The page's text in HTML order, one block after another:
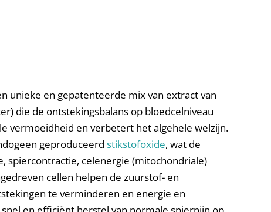
unieke en gepatenteerde mix van extract van
die de ontstekingsbalans op bloedcelniveau
vermoeidheid en verbetert het algehele welzijn.
geproduceerdstikstofoxide, wat de
spiercontractie, celenergie (mitochondriale)
cellen helpen de zuurstof- en
te verminderen en energie en